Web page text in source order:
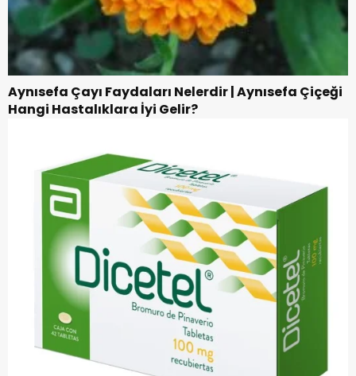
Aynısefa Çayı Faydaları Nelerdir | Aynısefa Çiçeği
Hangi Hastalıklara İyi Gelir?